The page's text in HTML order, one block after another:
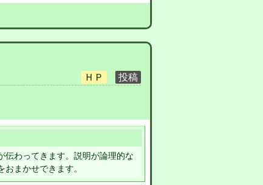
伝わってきます。説明が論理的な
まかせできます。